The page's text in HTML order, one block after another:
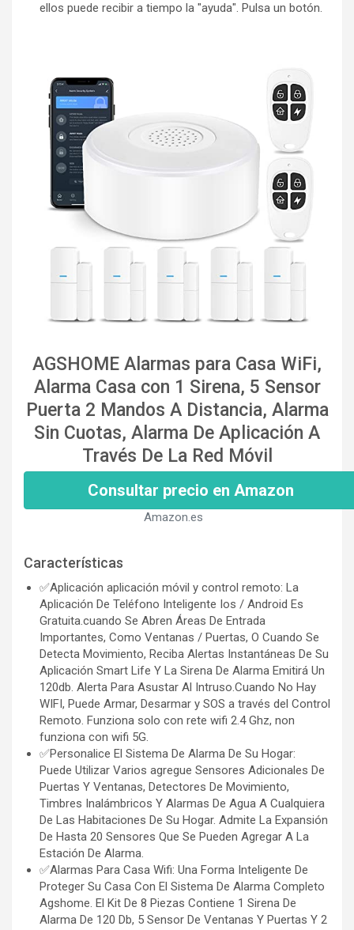
ellos puede recibir a tiempo la "ayuda". Pulsa un botón.
AGSHOME Alarmas para Casa WiFi,
Alarma Casa con 1 Sirena, 5 Sensor
Puerta 2 Mandos A Distancia, Alarma
Sin Cuotas, Alarma De Aplicación A
Través De La Red Móvil
Consultar precio en Amazon
Amazon.es
Características
✅Aplicación aplicación móvil y control remoto: La
Aplicación De Teléfono Inteligente Ios / Android Es
Gratuita.cuando Se Abren Áreas De Entrada
Importantes, Como Ventanas / Puertas, O Cuando Se
Detecta Movimiento, Reciba Alertas Instantáneas De Su
Aplicación Smart Life Y La Sirena De Alarma Emitirá Un
120db. Alerta Para Asustar Al Intruso.Cuando No Hay
WIFI, Puede Armar, Desarmar y SOS a través del Control
Remoto. Funziona solo con rete wifi 2.4 Ghz, non
funziona con wifi 5G.
✅Personalice El Sistema De Alarma De Su Hogar:
Puede Utilizar Varios agregue Sensores Adicionales De
Puertas Y Ventanas, Detectores De Movimiento,
Timbres Inalámbricos Y Alarmas De Agua A Cualquiera
De Las Habitaciones De Su Hogar. Admite La Expansión
De Hasta 20 Sensores Que Se Pueden Agregar A La
Estación De Alarma.
✅Alarmas Para Casa Wifi: Una Forma Inteligente De
Proteger Su Casa Con El Sistema De Alarma Completo
Agshome. El Kit De 8 Piezas Contiene 1 Sirena De
Alarma De 120 Db, 5 Sensor De Ventanas Y Puertas Y 2